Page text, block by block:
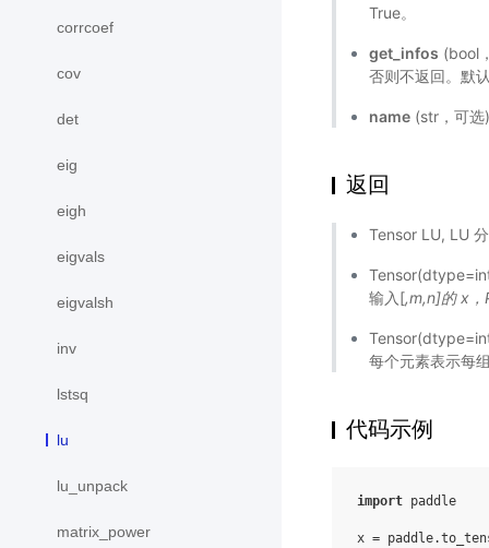
corrcoef
cov
det
eig
eigh
eigvals
eigvalsh
inv
lstsq
lu
lu_unpack
matrix_power
True。
get_infos (bool
否则不返回。默
name (str，可
返回
Tensor LU, LU
输入[,m,n]的 x
每个元素表示每
代码示例
import paddle
x = paddle.